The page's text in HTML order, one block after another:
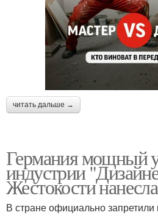
читать дальше →
Германия мощный
индустрии
Жестокости
В стране официально запретили